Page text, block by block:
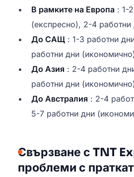
В рамките на Европа : 1-
(експресно), 2-4
До САЩ : 1-3 работни
работни дни (икономично)
До Азия : 2-4 работни
работни дни (икономично)
До Австралия : 2-4
5-7 работни дни
Свързване с TNT
проблеми с